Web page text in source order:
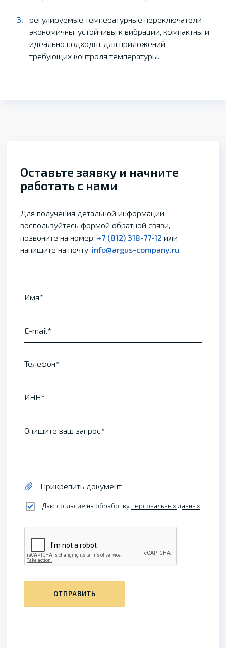
регулируемые температурные переключатели
экономичны, устойчивы к вибрации, компактны и
идеально подходят для приложений,
требующих контроля температуры.
Оставьте заявку и начните
работать с нами
Для получения детальной информации
воспользуйтесь формой обратной связи,
позвоните на номер: +7 (812) 318-77-12 или
напишите на почту: info@argus-company.ru
Имя
E-mail
Телефон
ИНН
Опишите ваш запрос
Прикрепить документ
Даю согласие на обработку персональных данных
ОТПРАВИТЬ